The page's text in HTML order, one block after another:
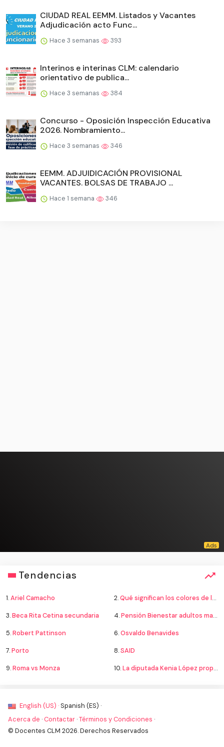
CIUDAD REAL EEMM. Listados y Vacantes
Adjudicación acto Func...
Hace 3 semanas 393
Interinos e interinas CLM: calendario
orientativo de publica...
Hace 3 semanas 384
Concurso - Oposición Inspección Educativa
2026. Nombramiento...
Hace 3 semanas 346
EEMM. ADJUIDICACIÓN PROVISIONAL
VACANTES. BOLSAS DE TRABAJO ...
Hace 1 semana 346
Tendencias
1.Ariel Camacho 2.Qué significan los colores de la bandera
3.Beca Rita Cetina secundaria 4.Pensión Bienestar adultos mayores
5.Robert Pattinson 6.Osvaldo Benavides
7.Porto 8.SAID
9.Roma vs Monza 10.La diputada Kenia López propone cambiar el nombre del país a México
English (US) · Spanish (ES) ·
Acerca de · Contactar ·Términos y Condiciones ·
© Docentes CLM 2026. Derechos Reservados